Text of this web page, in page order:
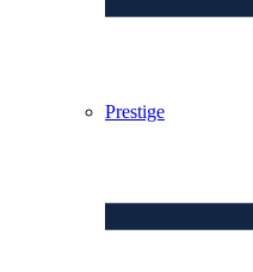
Prestige